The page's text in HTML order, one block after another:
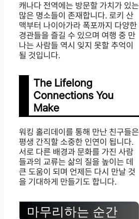
캐나다 전역에는 방문할 가치가 있는
많은 명소들이 존재합니다. 로키 산
맥부터 나이아가라 폭포까지 다양한
경관들을 즐길 수 있으며 여행 중 만
나는 사람들 역시 잊지 못할 추억이
될 것입니다.
The Lifelong
Connections You
Make
워킹 홀리데이를 통해 만난 친구들은
평생 간직할 소중한 인연이 됩니다.
서로 다른 배경과 문화를 가진 사람
들과의 교류는 삶의 질을 높이는 데
큰 도움이 되며 언제든 다시 만날 것
을 기대하게 만들기도 합니다.
마무리하는 순간